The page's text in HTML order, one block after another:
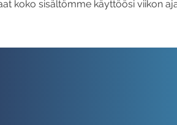
koko sisältömme käyttöösi viikon